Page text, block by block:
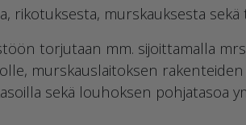
rikotuksesta, murskauksesta sekä
torjutaan mm. sijoittamalla
murskauslaitoksen
sekä louhoksen pohjatasoa